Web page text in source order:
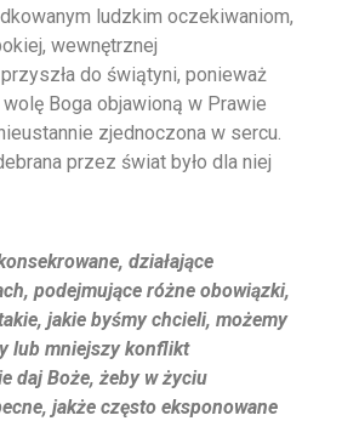
ludzkim oczekiwaniom,
wewnętrznej
do świątyni, ponieważ
wolę Boga objawioną w Prawie
zjednoczona w sercu.
przez świat było dla niej
działające
podejmujące różne obowiązki,
jakie byśmy chcieli, możemy
lub mniejszy konflikt
daj Boże, żeby w życiu
jakże często eksponowane